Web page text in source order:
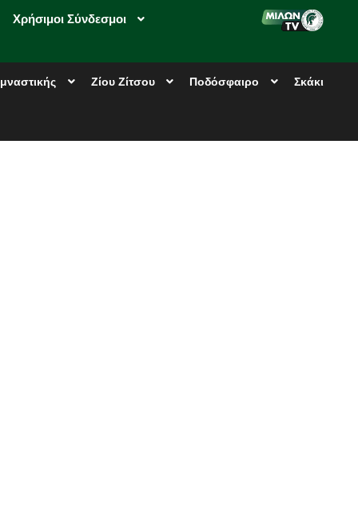
Χρήσιμοι Σύνδεσμοι
Ζίου Ζίτσου Ποδόσφαιρο Σκάκι